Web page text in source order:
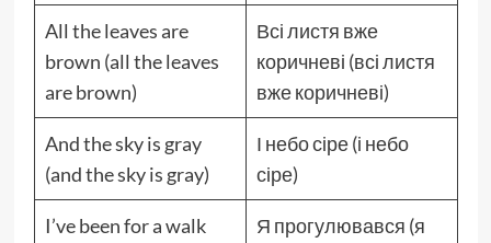
All the leaves are
brown (all the leaves
are brown)
Всі листя вже
коричневі (всі листя
вже коричневі)
And the sky is gray
(and the sky is gray)
І небо сіре (і небо
сіре)
I’ve been for a walk
Я прогулювався (я